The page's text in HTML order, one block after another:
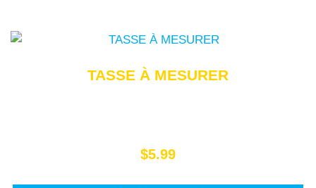
TASSE À MESURER
$5.99